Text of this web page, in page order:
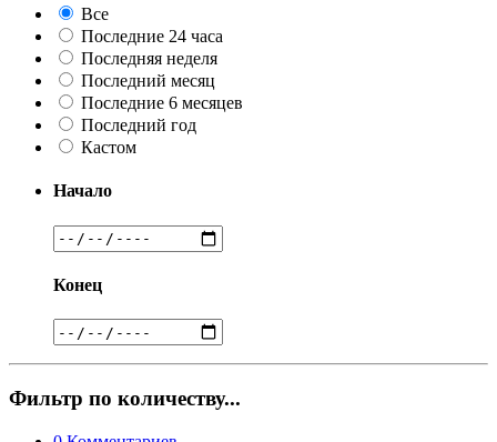
Все
Последние 24 часа
Последняя неделя
Последний месяц
Последние 6 месяцев
Последний год
Кастом
Начало
Конец
Фильтр по количеству...